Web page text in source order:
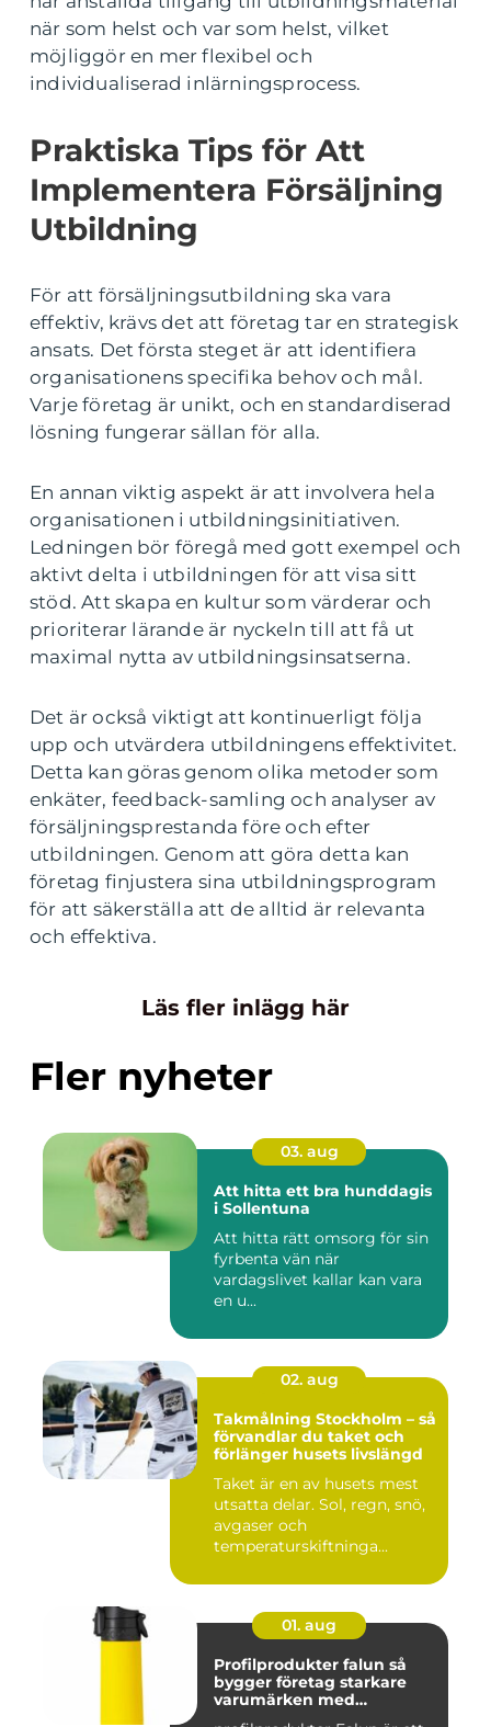
när som helst och var som helst, vilket
möjliggör en mer flexibel och
individualiserad inlärningsprocess.
Praktiska Tips för Att
Implementera Försäljning
Utbildning
För att försäljningsutbildning ska vara
effektiv, krävs det att företag tar en strategisk
ansats. Det första steget är att identifiera
organisationens specifika behov och mål.
Varje företag är unikt, och en standardiserad
lösning fungerar sällan för alla.
En annan viktig aspekt är att involvera hela
organisationen i utbildningsinitiativen.
Ledningen bör föregå med gott exempel och
aktivt delta i utbildningen för att visa sitt
stöd. Att skapa en kultur som värderar och
prioriterar lärande är nyckeln till att få ut
maximal nytta av utbildningsinsatserna.
Det är också viktigt att kontinuerligt följa
upp och utvärdera utbildningens effektivitet.
Detta kan göras genom olika metoder som
enkäter, feedback-samling och analyser av
försäljningsprestanda före och efter
utbildningen. Genom att göra detta kan
företag finjustera sina utbildningsprogram
för att säkerställa att de alltid är relevanta
och effektiva.
Läs fler inlägg här
Fler nyheter
03. aug
Att hitta ett bra hunddagis
i Sollentuna
Att hitta rätt omsorg för sin
fyrbenta vän när
vardagslivet kallar kan vara
en u...
02. aug
Takmålning Stockholm – så
förvandlar du taket och
förlänger husets livslängd
Taket är en av husets mest
utsatta delar. Sol, regn, snö,
avgaser och
temperaturskiftninga...
01. aug
Profilprodukter falun så
bygger företag starkare
varumärken med